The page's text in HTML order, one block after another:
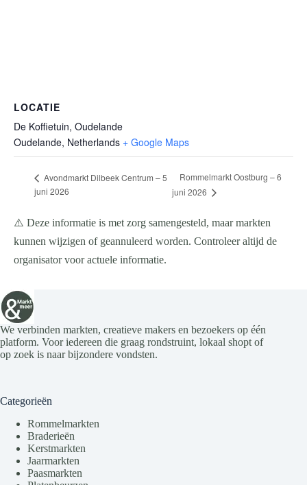
LOCATIE
De Koffietuin, Oudelande
Oudelande, Netherlands + Google Maps
Avondmarkt Dilbeek Centrum – 5
juni 2026
Rommelmarkt Oostburg – 6
juni 2026
⚠️ Deze informatie is met zorg samengesteld, maar markten
kunnen wijzigen of geannuleerd worden. Controleer altijd de
organisator voor actuele informatie.
We verbinden markten, creatieve makers en bezoekers op één
platform. Voor iedereen die graag rondstruint, lokaal shopt of
op zoek is naar bijzondere vondsten.
Categorieën
Rommelmarkten
Braderieën
Kerstmarkten
Jaarmarkten
Paasmarkten